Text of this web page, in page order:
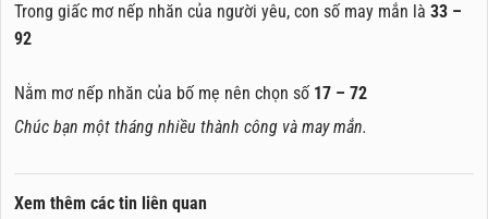
Trong giấc mơ nếp nhăn của người yêu, con số may mắn là 33 –
92
Nằm mơ nếp nhăn của bố mẹ nên chọn số 17 – 72
Chúc bạn một tháng nhiều thành công và may mắn.
Xem thêm các tin liên quan